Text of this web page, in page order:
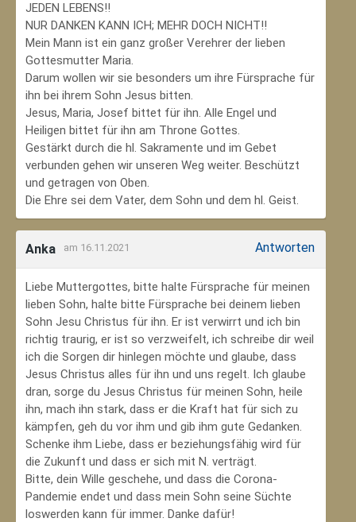
JEDEN LEBENS!!
NUR DANKEN KANN ICH; MEHR DOCH NICHT!!
Mein Mann ist ein ganz großer Verehrer der lieben
Gottesmutter Maria.
Darum wollen wir sie besonders um ihre Fürsprache für
ihn bei ihrem Sohn Jesus bitten.
Jesus, Maria, Josef bittet für ihn. Alle Engel und
Heiligen bittet für ihn am Throne Gottes.
Gestärkt durch die hl. Sakramente und im Gebet
verbunden gehen wir unseren Weg weiter. Beschützt
und getragen von Oben.
Die Ehre sei dem Vater, dem Sohn und dem hl. Geist.
Anka am 16.11.2021 Antworten
Liebe Muttergottes, bitte halte Fürsprache für meinen
lieben Sohn, halte bitte Fürsprache bei deinem lieben
Sohn Jesu Christus für ihn. Er ist verwirrt und ich bin
richtig traurig, er ist so verzweifelt, ich schreibe dir weil
ich die Sorgen dir hinlegen möchte und glaube, dass
Jesus Christus alles für ihn und uns regelt. Ich glaube
dran, sorge du Jesus Christus für meinen Sohn‚ heile
ihn, mach ihn stark, dass er die Kraft hat für sich zu
kämpfen, geh du vor ihm und gib ihm gute Gedanken.
Schenke ihm Liebe, dass er beziehungsfähig wird für
die Zukunft und dass er sich mit N. verträgt.
Bitte, dein Wille geschehe, und dass die Corona-
Pandemie endet und dass mein Sohn seine Süchte
loswerden kann für immer. Danke dafür!